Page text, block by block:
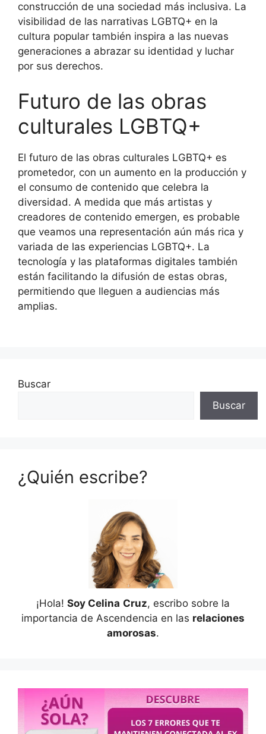
construcción de una sociedad más inclusiva. La
visibilidad de las narrativas LGBTQ+ en la
cultura popular también inspira a las nuevas
generaciones a abrazar su identidad y luchar
por sus derechos.
Futuro de las obras
culturales LGBTQ+
El futuro de las obras culturales LGBTQ+ es
prometedor, con un aumento en la producción y
el consumo de contenido que celebra la
diversidad. A medida que más artistas y
creadores de contenido emergen, es probable
que veamos una representación aún más rica y
variada de las experiencias LGBTQ+. La
tecnología y las plataformas digitales también
están facilitando la difusión de estas obras,
permitiendo que lleguen a audiencias más
amplias.
Buscar
Buscar
¿Quién escribe?
¡Hola! Soy Celina Cruz, escribo sobre la
importancia de Ascendencia en las relaciones
amorosas.